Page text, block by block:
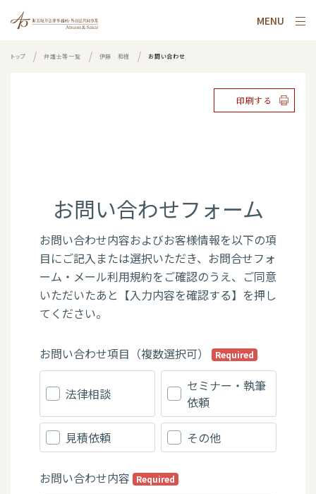
MENU
トップ 弁護士等一覧 伊藤 和樹 お問い合わせ
印刷する